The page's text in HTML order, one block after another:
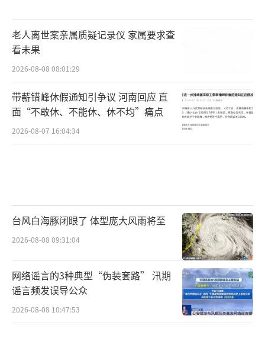
老人离世案亲属质疑记录仪 家属要求查
看未果
2026-08-08 08:01:29
带薪错峰休假通知引争议 河南回应 直
面“不敢休、不能休、休不均”痛点
2026-08-07 16:04:34
台风白海豚闭眼了 体型庞大风雨将至
2026-08-08 09:31:04
网络谣言的3种典型“伪装套路” 汛期
谣言频发误导公众
2026-08-08 10:47:53